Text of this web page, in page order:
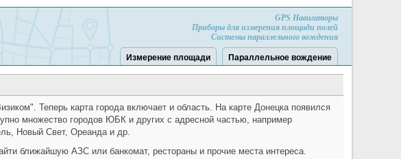
GPS Навигаторы
Приборы для измерения площади полей
Системы параллельного вождения
Измерение площади Параллельное вождение
Теперь карта города включает и область. На карте Донецка появился
множество городов ЮБК и других с адресной частью, например
Новый Свет, Ореанда и др.
ближайшую АЗС или банкомат, рестораны и прочие места интереса.